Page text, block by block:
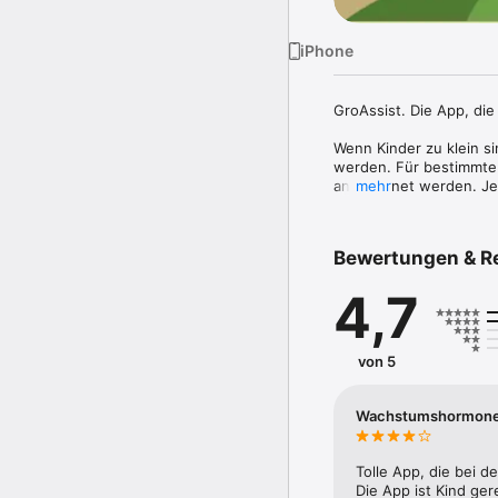
iPhone
GroAssist. Die App,
Wenn Kinder zu klein
werden. Für
angeordnet werden.
Funktionen.
GroAssist benötigt
Webseite
So unterstützt
Jedes Kind reagiert
Injektionsstellen zu
Ehepartner die
subjektive Empfinden
mehr
Bewertungen &
4,7
von 5
Tolle App, die bei
Die App ist Kind